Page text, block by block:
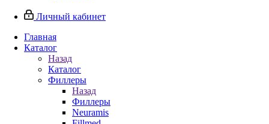
Личный кабинет
Главная
Каталог
Назад
Каталог
Филлеры
Назад
Филлеры
Neuramis